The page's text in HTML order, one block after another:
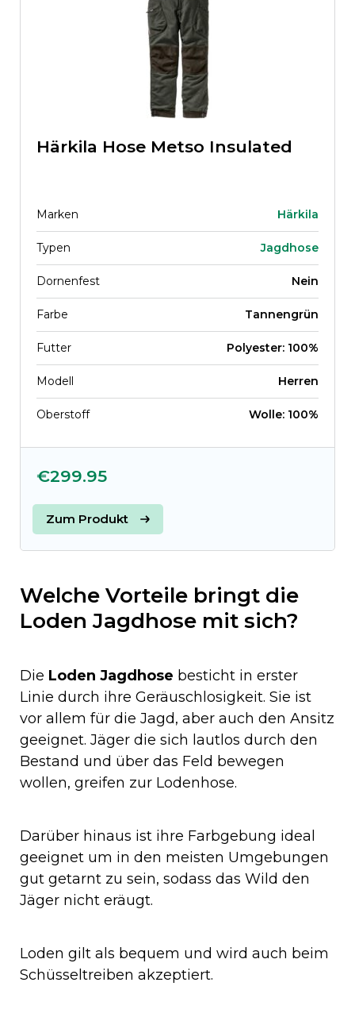
Härkila Hose Metso Insulated
Marken Härkila
Typen Jagdhose
Dornenfest Nein
Farbe Tannengrün
Futter Polyester: 100%
Modell Herren
Oberstoff Wolle: 100%
€299.95
Zum Produkt
Welche Vorteile bringt die
Loden Jagdhose mit sich?
Die Loden Jagdhose besticht in erster
Linie durch ihre Geräuschlosigkeit. Sie ist
vor allem für die Jagd, aber auch den Ansitz
geeignet. Jäger die sich lautlos durch den
Bestand und über das Feld bewegen
wollen, greifen zur Lodenhose.
Darüber hinaus ist ihre Farbgebung ideal
geeignet um in den meisten Umgebungen
gut getarnt zu sein, sodass das Wild den
Jäger nicht eräugt.
Loden gilt als bequem und wird auch beim
Schüsseltreiben akzeptiert.